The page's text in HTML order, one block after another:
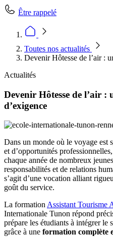
Être rappelé
Toutes nos actualités
Devenir Hôtesse de l’air :
Actualités
Devenir Hôtesse de l’air :
d’exigence
Dans un monde où le voyage est
et d’opportunités professionnelles,
chaque année de nombreux
responsabilités et de relations
s’agit d’une vocation alliant
goût du service.
La formationAssistant Tourisme
Internationale Tunon répond
prépare les étudiants à intégrer le
grâce à une formation complète